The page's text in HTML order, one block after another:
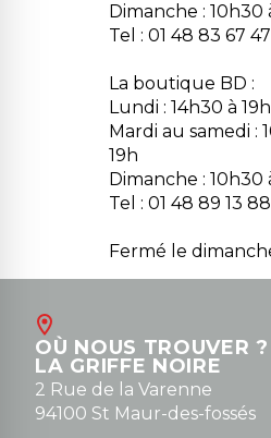
Dimanche : 10h30
Tel : 01 48 83 67 47
La boutique BD :
Lundi : 14h30 à 19h
Mardi au samedi :
19h
Dimanche : 10h30
Tel : 01 48 89 13 88
Fermé le
Août
contact@la-griffe-
0148836747
OÙ NOUS TROUVER ?
LA GRIFFE NOIRE
2 Rue de la Varenne
94100 St Maur-des-fossés